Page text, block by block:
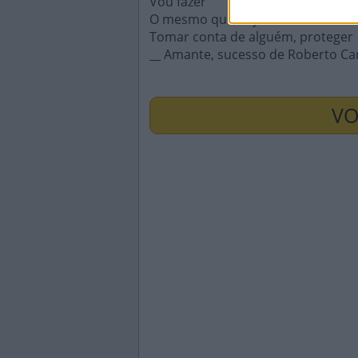
O mesmo que nojo
Tomar conta de alguém, proteger
__ Amante, sucesso de Roberto